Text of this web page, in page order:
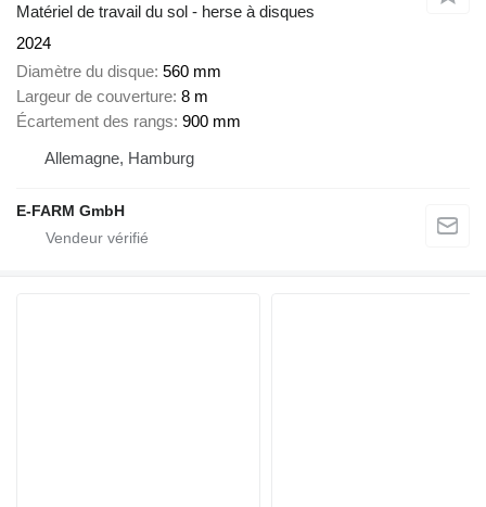
Matériel de travail du sol - herse à disques
2024
Diamètre du disque 560 mm
Largeur de couverture 8 m
Écartement des rangs 900 mm
Allemagne, Hamburg
E-FARM GmbH